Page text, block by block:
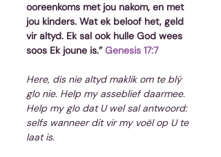
ooreenkoms met jou nakom, en met
jou kinders. Wat ek beloof het, geld
vir altyd. Ek sal ook hulle God wees
soos Ek joune is.” Genesis 17:7
Here, dis nie altyd maklik om te blý
glo nie. Help my asseblief daarmee.
Help my glo dat U wel sal antwoord:
selfs wanneer dit vir my voël op U te
laat is.